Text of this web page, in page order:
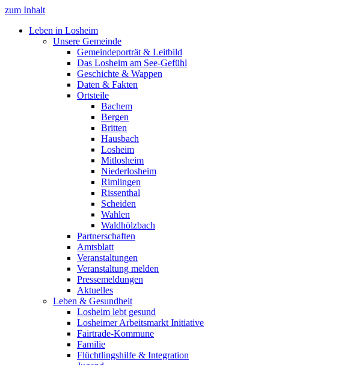
zum Inhalt
Leben in Losheim
Unsere Gemeinde
Gemeindeporträt & Leitbild
Das Losheim am See-Gefühl
Geschichte & Wappen
Daten & Fakten
Ortsteile
Bachem
Bergen
Britten
Hausbach
Losheim
Mitlosheim
Niederlosheim
Rimlingen
Rissenthal
Scheiden
Wahlen
Waldhölzbach
Partnerschaften
Amtsblatt
Veranstaltungen
Veranstaltung melden
Pressemeldungen
Aktuelles
Leben & Gesundheit
Losheim lebt gesund
Losheimer Arbeitsmarkt Initiative
Fairtrade-Kommune
Familie
Flüchtlingshilfe & Integration